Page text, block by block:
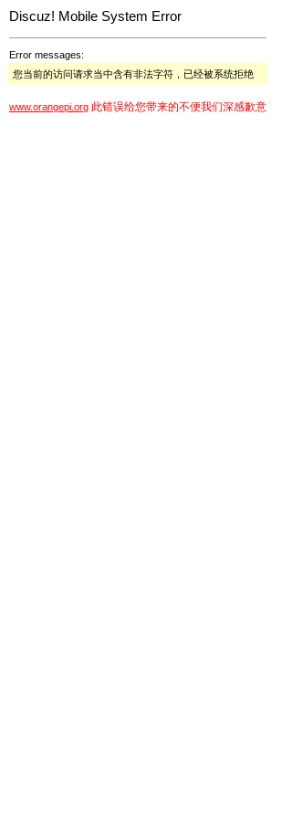
Discuz! Mobile System Error
Error messages:
您当前的访问请求当中含有非法字符，已经被系统拒绝
www.orangepi.org 此错误给您带来的不便我们深感歉意